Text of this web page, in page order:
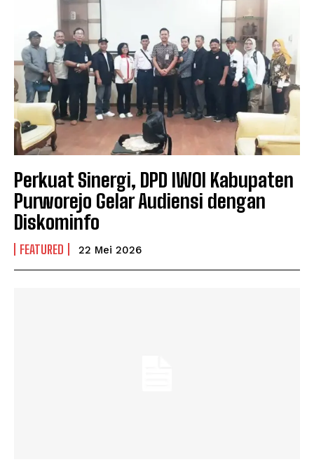
Perkuat Sinergi, DPD IWOI Kabupaten
Purworejo Gelar Audiensi dengan
Diskominfo
FEATURED 22 Mei 2026